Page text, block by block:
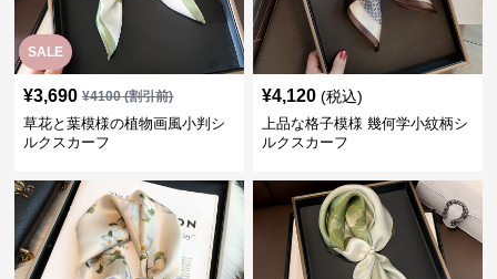
SALE
¥3,690 ¥4100(割引前)
草花と葉模様の植物画風小判シ
ルクスカーフ
¥4,120 (税込)
上品な格子模様 幾何学小紋柄シ
ルクスカーフ